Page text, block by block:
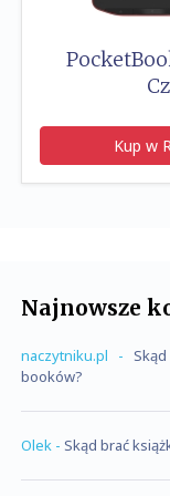
Kup w
Najnowsze
naczytniku.pl -
booków?
Olek - Skąd brać